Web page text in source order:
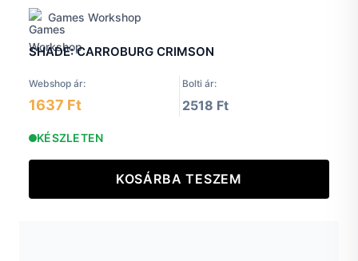
Games Workshop
SHADE: CARROBURG CRIMSON
Webshop ár: Bolti ár:
1637 Ft 2518 Ft
KÉSZLETEN
KOSÁRBA TESZEM